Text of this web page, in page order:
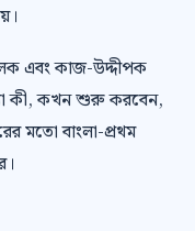
এবং কাজ-উদ্দীপক
কী, কখন শুরু করবেন,
মতো বাংলা-প্রথম